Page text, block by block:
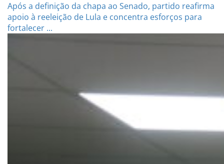
Após a definição da chapa ao Senado, partido reafirma
apoio à reeleição de Lula e concentra esforços para
fortalecer ...